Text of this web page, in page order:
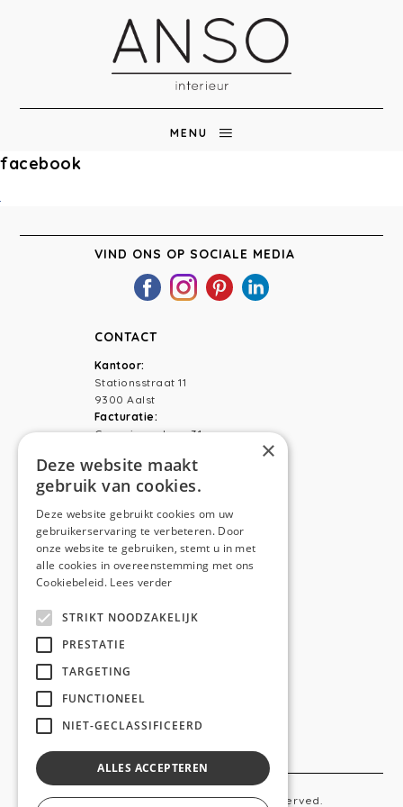
MENU
facebook
VIND ONS OP SOCIALE MEDIA
CONTACT
Kantoor:
Stationsstraat 11
9300 Aalst
Facturatie:
Capucienenlaan 31
Telefoon:0473 44 56 94
NAVIGATION
Home
Diensten
Realisaties
Copyright © 2019 Anso. All rights reserved.
×
Deze website maakt
gebruik van cookies.
Deze website gebruikt cookies om uw
gebruikerservaring te verbeteren. Door
onze website te gebruiken, stemt u in met
alle cookies in overeenstemming met ons
Cookiebeleid. Lees verder
STRIKT NOODZAKELIJK
PRESTATIE
TARGETING
FUNCTIONEEL
NIET-GECLASSIFICEERD
ALLES ACCEPTEREN